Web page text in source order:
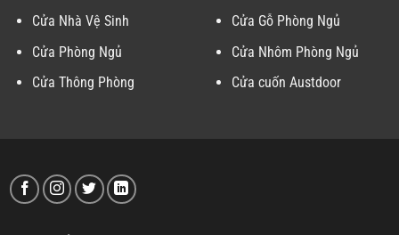
Cửa Nhà Vệ Sinh
Cửa Phòng Ngủ
Cửa Thông Phòng
Cửa Gỗ Phòng Ngủ
Cửa Nhôm Phòng Ngủ
Cửa cuốn Austdoor